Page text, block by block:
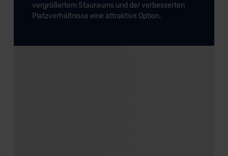
vergrößertem Stauraums und der verbesserten
Platzverhältnisse eine attraktive Option.